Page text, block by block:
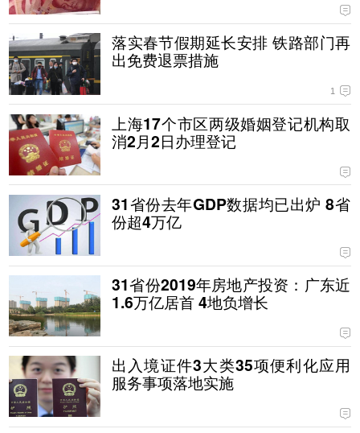
落实春节假期延长安排 铁路部门再
出免费退票措施
1
上海17个市区两级婚姻登记机构取
消2月2日办理登记
31省份去年GDP数据均已出炉 8省
份超4万亿
31省份2019年房地产投资：广东近
1.6万亿居首 4地负增长
出入境证件3大类35项便利化应用
服务事项落地实施